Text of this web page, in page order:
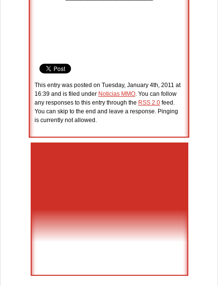
This entry was posted on Tuesday, January 4th, 2011 at
16:39 and is filed under Noticias MMO. You can follow
any responses to this entry through the RSS 2.0 feed.
You can skip to the end and leave a response. Pinging
is currently not allowed.